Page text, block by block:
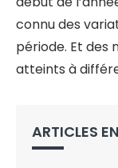
connu des
période. Et des
atteints à
ARTICLES